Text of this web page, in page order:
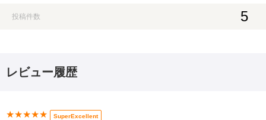
投稿件数 5
レビュー履歴
★★★★★ SuperExcellent